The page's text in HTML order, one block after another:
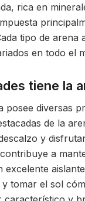
rica en
tipo de
en todo el
tiene la
posee diversas
de la
y
a
excelente
tomar el sol